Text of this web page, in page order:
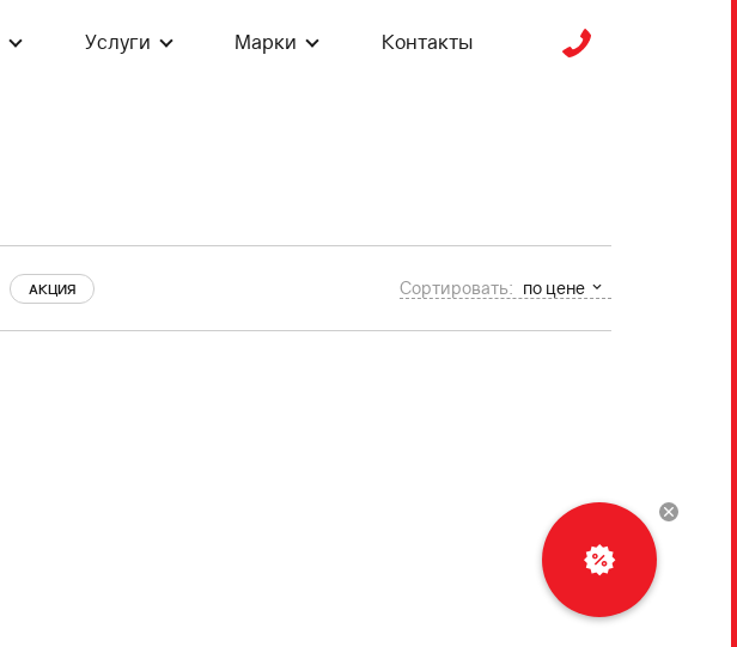
Услуги Марки Контакты
АКЦИЯ Сортировать: по цене